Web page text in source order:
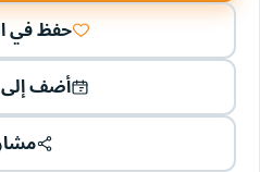
حفظ في
أضف إلى